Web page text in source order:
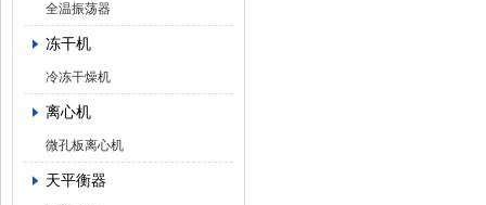
全温振荡器
冻干机
冷冻干燥机
离心机
微孔板离心机
天平衡器